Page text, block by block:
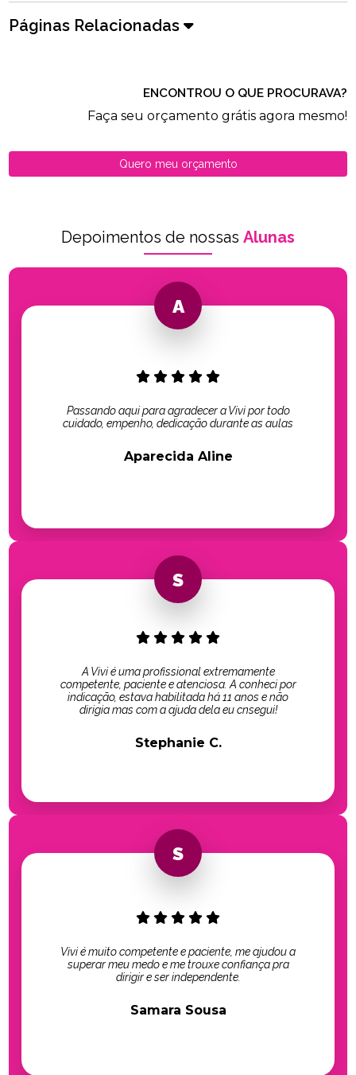
Páginas Relacionadas
ENCONTROU O QUE PROCURAVA?
Faça seu orçamento grátis agora mesmo!
Quero meu orçamento
Depoimentos de nossas Alunas
Passando aqui para agradecer a Vivi por todo
cuidado, empenho, dedicação durante as aulas
Aparecida Aline
A Vivi é uma profissional extremamente
competente, paciente e atenciosa. A conheci por
indicação, estava habilitada há 11 anos e não
dirigia mas com a ajuda dela eu cnsegui!
Stephanie C.
Vivi é muito competente e paciente, me ajudou a
superar meu medo e me trouxe confiança pra
dirigir e ser independente.
Samara Sousa